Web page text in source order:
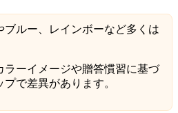
ルー、レインボーなど多くは
ラーイメージや贈答慣習に基づ
で差異があります。